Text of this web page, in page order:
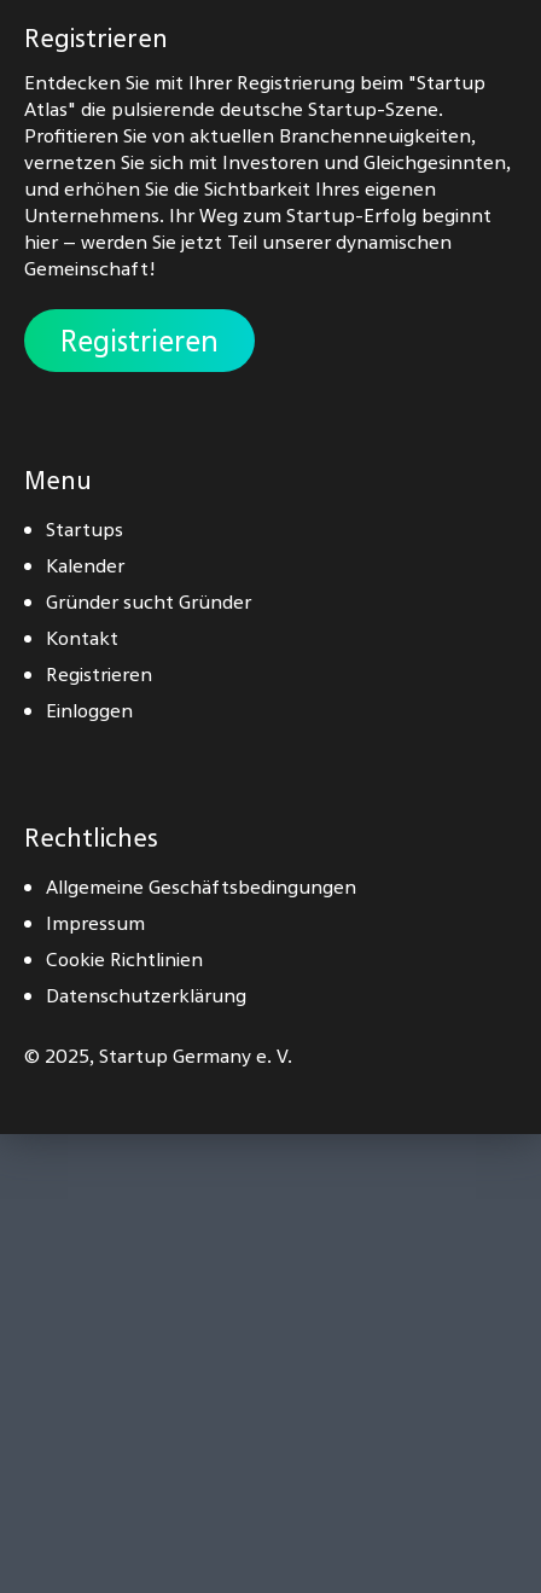
Registrieren
Entdecken Sie mit Ihrer Registrierung beim "Startup
Atlas" die pulsierende deutsche Startup-Szene.
Profitieren Sie von aktuellen Branchenneuigkeiten,
vernetzen Sie sich mit Investoren und Gleichgesinnten,
und erhöhen Sie die Sichtbarkeit Ihres eigenen
Unternehmens. Ihr Weg zum Startup-Erfolg beginnt
hier – werden Sie jetzt Teil unserer dynamischen
Gemeinschaft!
Registrieren
Menu
Startups
Kalender
Gründer sucht Gründer
Kontakt
Registrieren
Einloggen
Rechtliches
Allgemeine Geschäftsbedingungen
Impressum
Cookie Richtlinien
Datenschutzerklärung
© 2025,Startup Germany e. V.